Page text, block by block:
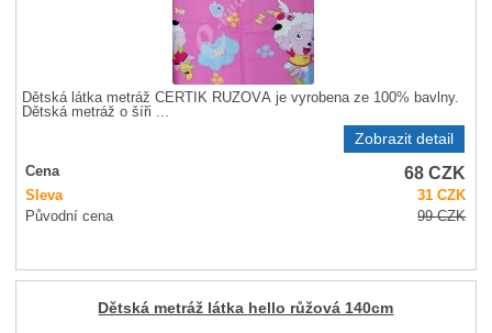
Dětská látka metráž ČERTÍK RŮŽOVÁ je vyrobena ze 100% bavlny.
Dětská metráž o šíři ...
Zobrazit detail
Cena 68CZK
Sleva 31CZK
Původní cena
99CZK
Dětská metráž látka hello růžová 140cm